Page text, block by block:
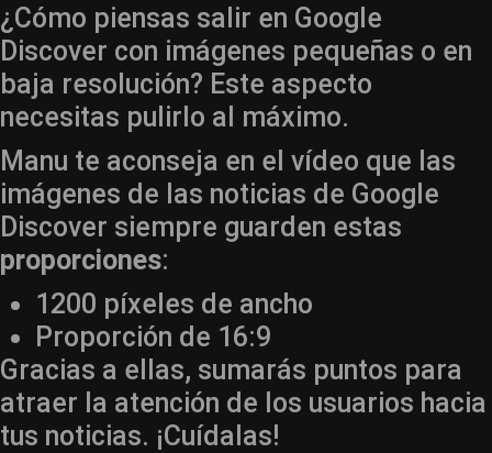
¿Cómo piensas salir en Google
Discover con imágenes pequeñas o en
baja resolución? Este aspecto
necesitas pulirlo al máximo.
Manu te aconseja en el vídeo que las
imágenes de las noticias de Google
Discover siempre guarden estas
proporciones:
1200 píxeles de ancho
Proporción de 16:9
Gracias a ellas, sumarás puntos para
atraer la atención de los usuarios hacia
tus noticias. ¡Cuídalas!